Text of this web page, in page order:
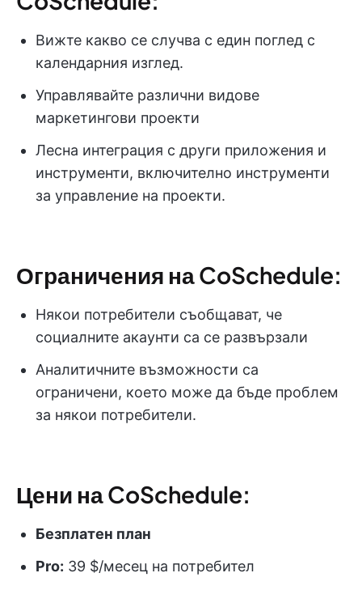
Вижте какво се случва с един поглед с
календарния изглед.
Управлявайте различни видове
маркетингови проекти
Лесна интеграция с други приложения и
инструменти, включително инструменти
за управление на проекти.
Ограничения на CoSchedule:
Някои потребители съобщават, че
социалните акаунти са се развързали
Аналитичните възможности са
ограничени, което може да бъде проблем
за някои потребители.
Цени на CoSchedule:
Безплатен план
Pro: 39 $/месец на потребител